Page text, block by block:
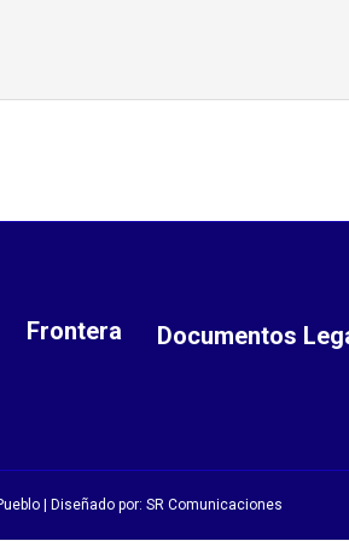
Frontera Documentos
| Diseñado por: SR Comunicaciones